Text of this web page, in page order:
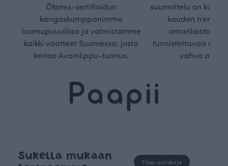
Ökotex-sertifioidun
kangaskumppanimme
luomupuuvillaa ja valmistamme
kaikki vaatteet Suomessa, josta
kertoo Avainlippu-tunnus.
suunnittelu on
kauden
omanlaista,
tunnistettavaa
vahva
Sukella mukaan
Tilaa uutiskirje